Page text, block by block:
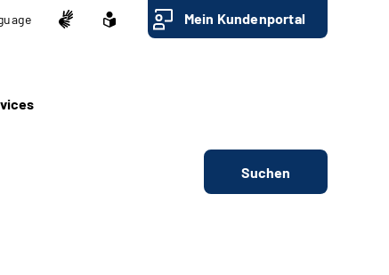
Mein Kundenportal
Suchen